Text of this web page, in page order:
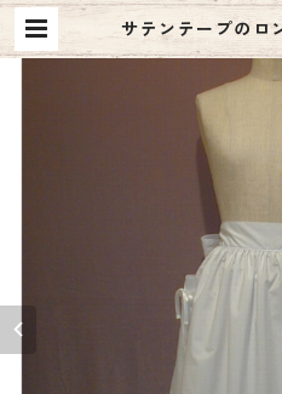
サテンテープのロ
ン |